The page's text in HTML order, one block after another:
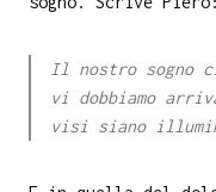
Il nostro sogno
vi dobbiamo
visi siano